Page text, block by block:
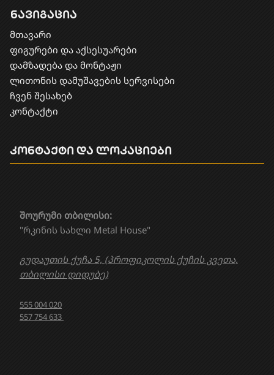
ნავიგაცია
მთავარი
ფიგურები და აქსესუარები
დამზადება და მონტაჟი
​ლითონის დამუშავების სერვისები
ჩვენ შესახებ
კონტაქტი
შოურუმი თბილისი:
"რკინის სახლი Metal House"
გუდაუთის ქუჩა 5, (პროფიკოლის ქუჩის კვეთა,
თბილისი დიდუბე)
555 004 020
557 754 633
კონტაქტი და ლოკაციები